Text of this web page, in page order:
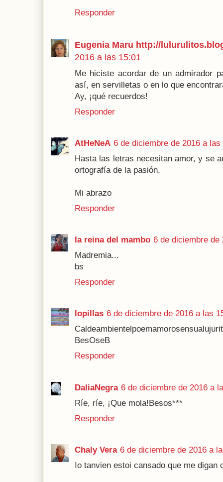
Responder
Eugenia Maru http://
2016 a las 15:01
Me hiciste acordar de un admirador
así, en servilletas o en lo que
Ay, ¡qué recuerdos!
Responder
AtHeNeA 6 de diciembre de 2016 a las
Hasta las letras necesitan amor, y se
ortografía de la pasión.
Mi abrazo
Responder
la reina del mambo 6 de diciembre de
Madremia...
bs
Responder
lopillas 6 de diciembre de 2016 a las
BesOseB
Responder
DaliaNegra 6 de diciembre de 2016 a
Ríe, ríe, ¡Que mola!Besos***
Responder
Chaly Vera 6 de diciembre de 2016 a
Io tanvien estoi cansado que me digan